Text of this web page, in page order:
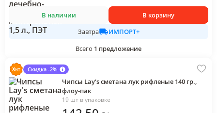
В наличии
В корзину
Завтра
ИМПОРТ+
Всего 1 предложение
Скидка -2%
Чипсы Lay's сметана лук рифленые 140 гр.,
флоу-пак
19 шт в упаковке